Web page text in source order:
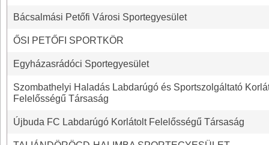
Bácsalmási Petőfi Városi Sportegyesület
ŐSI PETŐFI SPORTKÖR
Egyházasrádóci Sportegyesület
Szombathelyi Haladás Labdarúgó és Sportszolgáltató
Felelősségű Társaság
Újbuda FC Labdarúgó Korlátolt Felelősségű Társaság